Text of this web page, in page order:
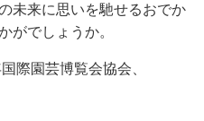
未来に思いを馳せるおでか
がでしょうか。
際園芸博覧会協会、